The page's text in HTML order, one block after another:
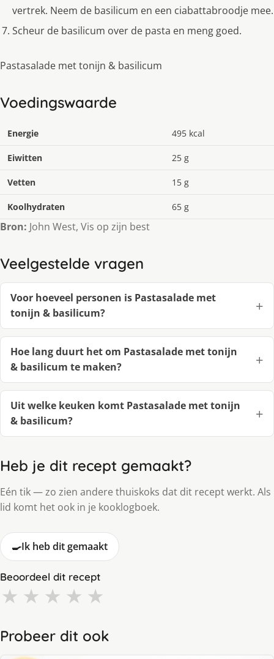
vertrek. Neem de basilicum en een ciabattabroodje mee.
Scheur de basilicum over de pasta en meng goed.
Pastasalade met tonijn & basilicum
Voedingswaarde
Energie 495 kcal
Eiwitten 25 g
Vetten 15 g
Koolhydraten 65 g
Bron: John West, Vis op zijn best
Veelgestelde vragen
Voor hoeveel personen is Pastasalade met
tonijn & basilicum?
Hoe lang duurt het om Pastasalade met tonijn
& basilicum te maken?
Uit welke keuken komt Pastasalade met tonijn
& basilicum?
Heb je dit recept gemaakt?
Eén tik — zo zien andere thuiskoks dat dit recept werkt. Als
lid komt het ook in je kooklogboek.
🍳Ik heb dit gemaakt
Beoordeel dit recept
★ ★ ★ ★ ★
Probeer dit ook